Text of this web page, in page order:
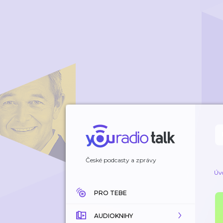
České podcasty a zprávy
PRO TEBE
AUDIOKNIHY